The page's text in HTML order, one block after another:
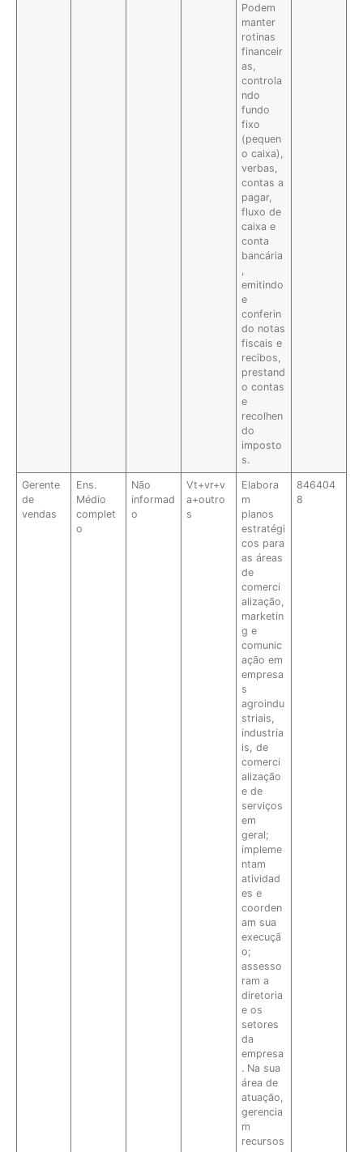
Podem
manter
rotinas
financeir
as,
controla
ndo
fundo
fixo
(pequen
o caixa),
verbas,
contas a
pagar,
fluxo de
caixa e
conta
bancária
,
emitindo
e
conferin
do notas
fiscais e
recibos,
prestand
o contas
e
recolhen
do
imposto
s.
Gerente
de
vendas
Ens.
Médio
complet
o
Não
informad
o
Vt+vr+v
a+outro
s
Elabora
m
planos
estratégi
cos para
as áreas
de
comerci
alização,
marketin
g e
comunic
ação em
empresa
s
agroindu
striais,
industria
is, de
comerci
alização
e de
serviços
em
geral;
impleme
ntam
atividad
es e
coorden
am sua
execuçã
o;
assesso
ram a
diretoria
e os
setores
da
empresa
. Na sua
área de
atuação,
gerencia
m
recursos
846404
8